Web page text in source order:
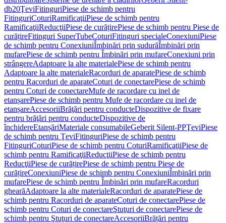
db20ŢeviFitinguriPiese de schimb pentru
FitinguriCoturiRamificaţiiPiese de schimb pentru
RamificaţiiReducţiiPiese de curățirePiese de schimb pentru Piese de
curățireFitinguri SuperTubeCoturiFitinguri specialeConexiuniPiese
de schimb pentru ConexiuniÎmbinări prin sudurăÎmbinări prin
mufarePiese de schimb pentru Îmbinări prin mufareConexiuni prin
strângereAdaptoare la alte materialePiese de schimb pentru
Adaptoare la alte materialeRacorduri de aparatePiese de schimb
pentru Racorduri de aparateCoturi de conectarePiese de schimb
pentru Coturi de conectareMufe de racordare cu inel de
etanșarePiese de schimb pentru Mufe de racordare cu inel de
etanșareAccesoriiBrăţări pentru conducteDispozitive de fixare
pentru brăţări pentru conducteDispozitive de
închidereEtanșăriMateriale consumabileGeberit Silent-PPŢeviPiese
de schimb pentru ŢeviFitinguriPiese de schimb pentru
FitinguriCoturiPiese de schimb pentru CoturiRamificaţiiPiese de
schimb pentru RamificaţiiReducţiiPiese de schimb pentru
ReducţiiPiese de curățirePiese de schimb pentru Piese de
curățireConexiuniPiese de schimb pentru ConexiuniÎmbinări prin
mufarePiese de schimb pentru Îmbinări prin mufareRacorduri
ghearăAdaptoare la alte materialeRacorduri de aparatePiese de
schimb pentru Racorduri de aparateCoturi de conectarePiese de
schimb pentru Coturi de conectareŞtuţuri de conectarePiese de
schimb pentru Ştuţuri de conectareAccesoriiBrățări pentru